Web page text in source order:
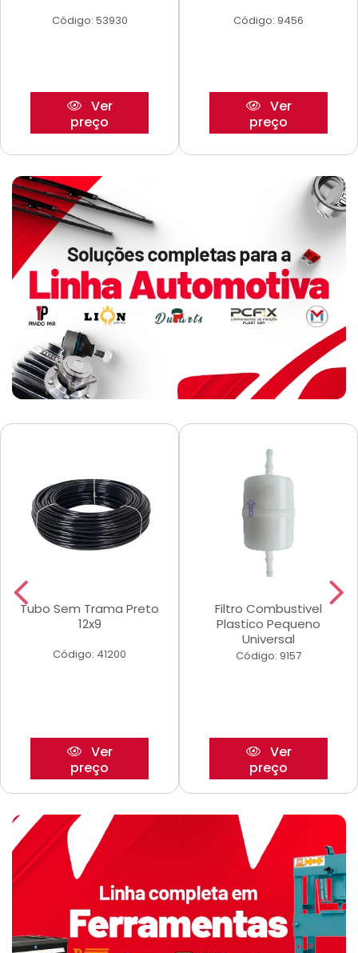
Código: 53930
Ver
preço
Código: 9456
Ver
preço
Tubo Sem Trama Preto
12x9
Código: 41200
Ver
preço
Filtro Combustivel
Plastico Pequeno
Universal
Código: 9157
Ver
preço